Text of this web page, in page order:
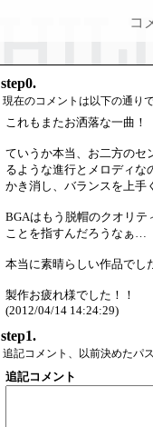
コ
step0.
現在のコメントは以下の通りで
これもまたお洒落な一曲！
ていうか本当、お二方のセ
るような進行とメロディな
かき消し、バランスを上手
BGAはもう脱帽のクオリ
ことを指すんだろうなぁ…
本当に素晴らしい作品でし
製作お疲れ様でした！！
(2012/04/14 14:24:29)
step1.
追記コメント、以前決めたパ
追記コメント